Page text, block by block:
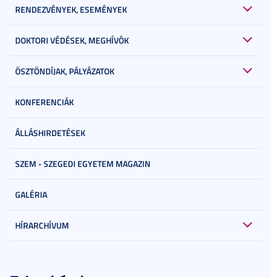
RENDEZVÉNYEK, ESEMÉNYEK
DOKTORI VÉDÉSEK, MEGHÍVÓK
ÖSZTÖNDÍJAK, PÁLYÁZATOK
KONFERENCIÁK
ÁLLÁSHIRDETÉSEK
SZEM - SZEGEDI EGYETEM MAGAZIN
GALÉRIA
HÍRARCHÍVUM